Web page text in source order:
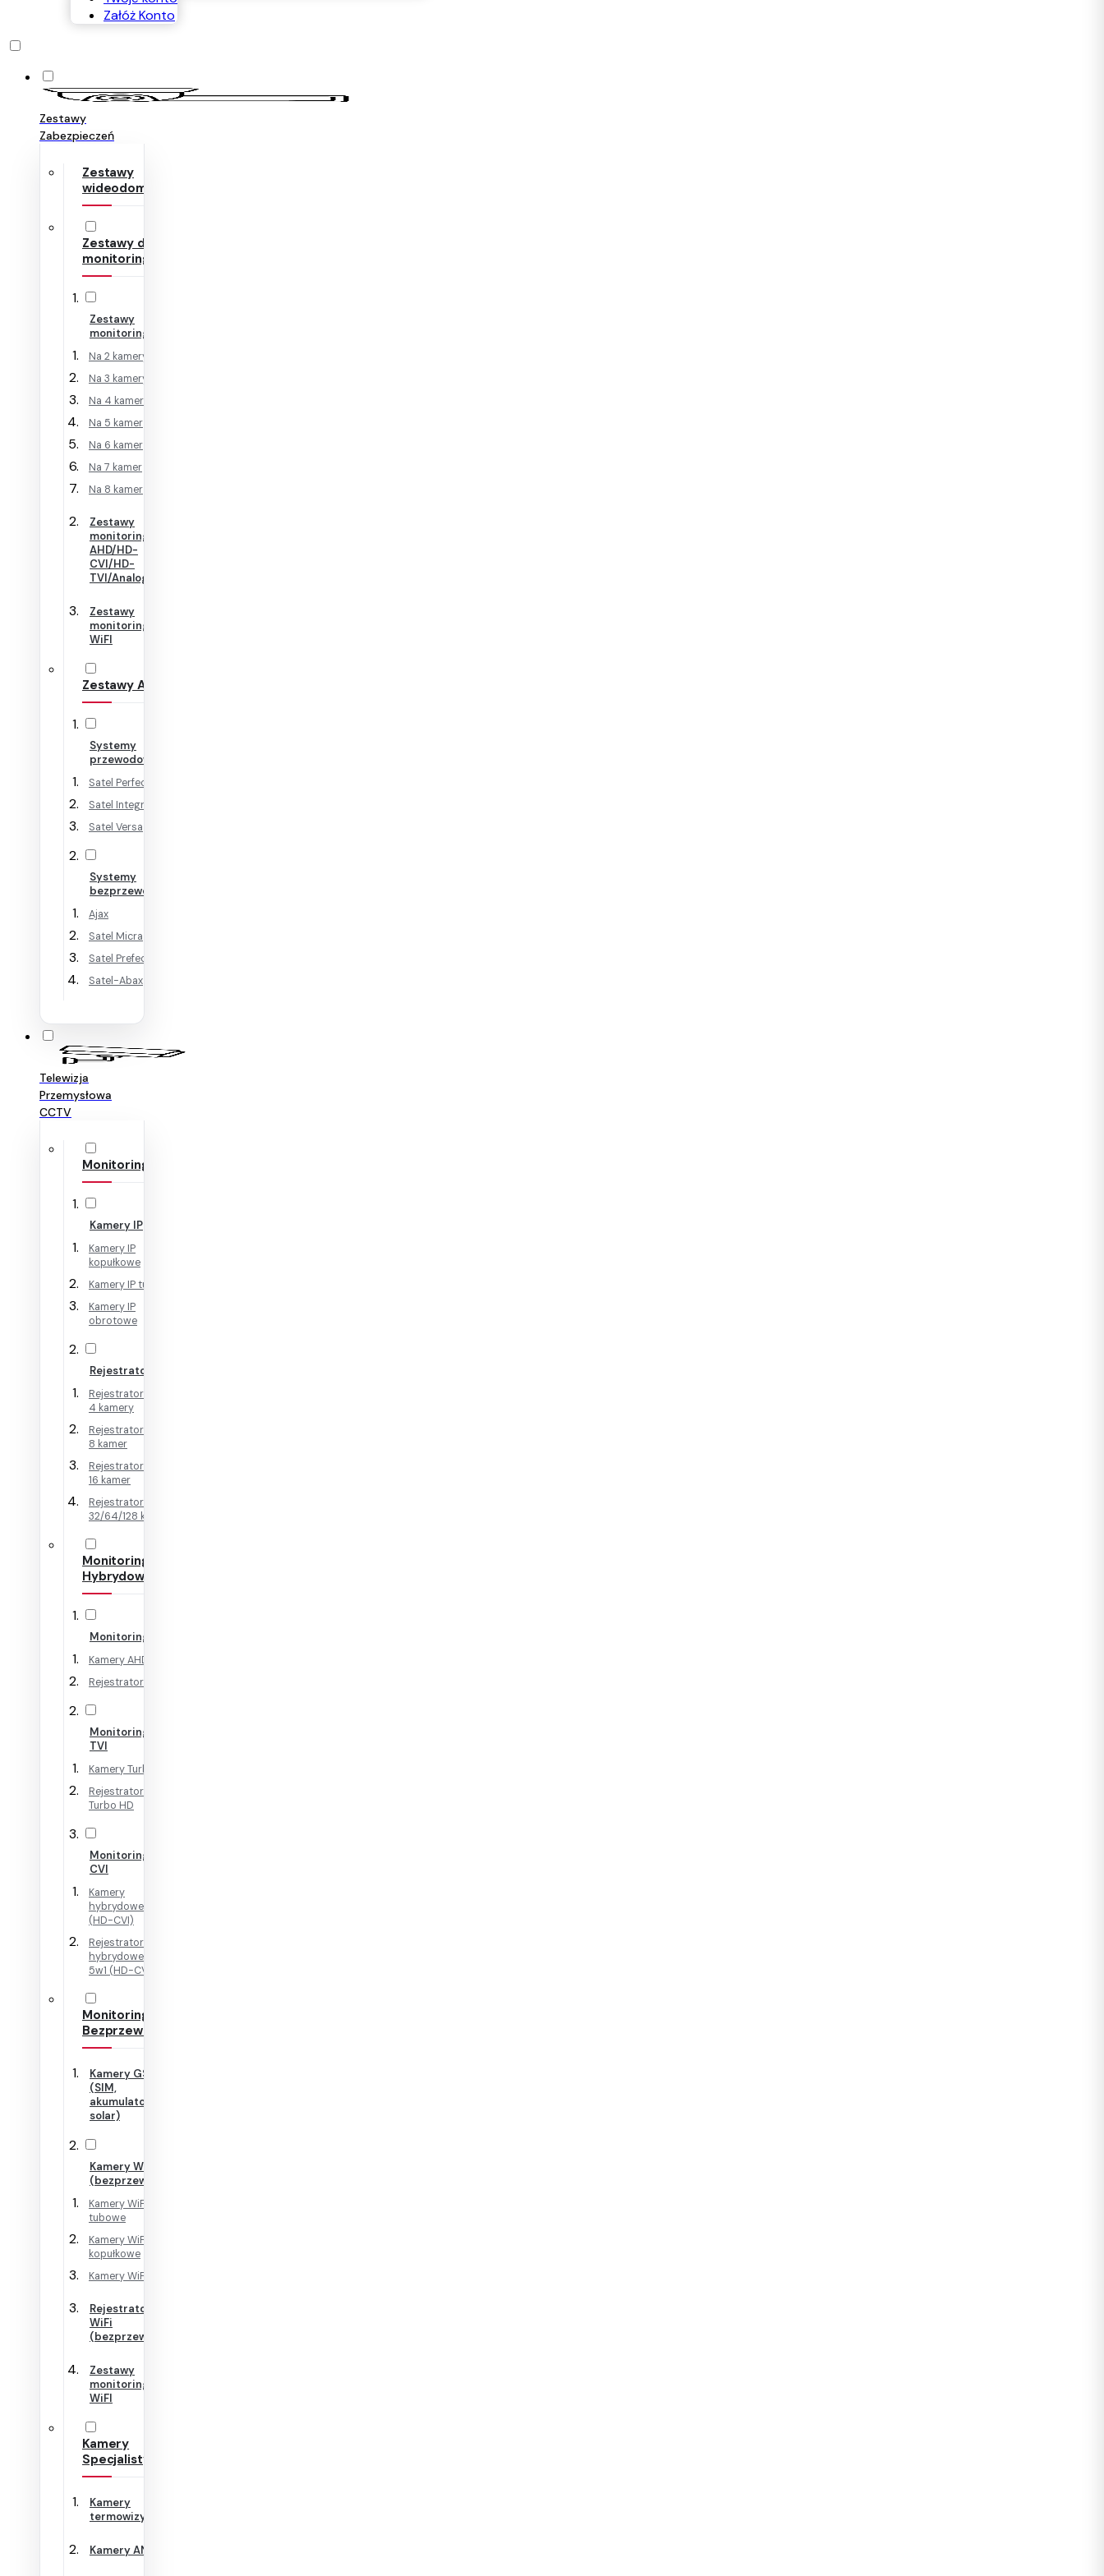
Załóż Konto
Zestawy
Zabezpieczeń
Zestawy
wideodomofonów
Zestawy do
monitoringu
Zestawy
monitoringu IP
Na 2 kamery
Na 3 kamery
Na 4 kamery
Na 5 kamer
Na 6 kamer
Na 7 kamer
Na 8 kamer
Zestawy
monitoringu
AHD/HD-
CVI/HD-
TVI/Analog
Zestawy
monitoringu
WiFI
Zestawy Alarmowe
Systemy
przewodowe
Satel Perfecta
Satel Integra
Satel Versa
Systemy
bezprzewodowe
Ajax
Satel Micra
Satel Prefecta WRL
Satel-Abax
Telewizja
Przemysłowa
CCTV
Monitoring IP
Kamery IP
Kamery IP
kopułkowe
Kamery IP tubowe
Kamery IP
obrotowe
Rejestratory IP
Rejestratory IP na
4 kamery
Rejestratory IP na
8 kamer
Rejestratory IP na
16 kamer
Rejestratory IP na
32/64/128 kamer
Monitoring
Hybrydowy
Monitoring AHD
Kamery AHD
Rejestratory AHD
Monitoring HD-
TVI
Kamery Turbo HD
Rejestratory
Turbo HD
Monitoring HD-
CVI
Kamery
hybrydowe 4w1
(HD-CVI)
Rejestratory
hybrydowe + IP
5w1 (HD-CVI)
Monitoring
Bezprzewodowy
Kamery GSM
(SIM,
akumulator,
solar)
Kamery WiFi
(bezprzewodowe)
Kamery WiFi
tubowe
Kamery WiFi
kopułkowe
Kamery WiFi Cube
Rejestratory
WiFi
(bezprzewodowe)
Zestawy
monitoringu
WiFI
Kamery
Specjalistyczne
Kamery
termowizyjne
Kamery ANPR